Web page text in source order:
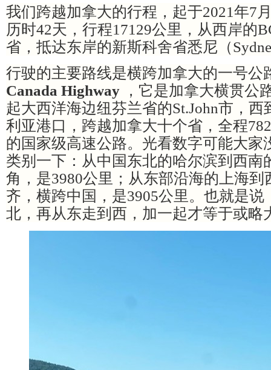
我们跨越加拿大的行程，起于2021年7
历时42天，行程17129公里，从西岸的
省，抵达东岸的新斯科舍省悉尼（
行驶的主要路线是横跨加拿大的一号公
Canada Highway ，它是加拿大横贯公
起大西洋海边纽芬兰省的St.John市，
利亚港口，跨越加拿大十个省，全程
的国家级高速公路。光看数字可能大家
类别一下：从中国东北的哈尔滨到西南
角，是3980公里；从东部沿海的上海到
齐，横跨中国，是3905公里。也就是
北，再从东走到西，加一起才等于或略